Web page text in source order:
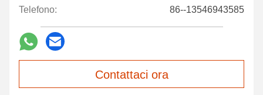
Telefono: 86--13546943585
Contattaci ora